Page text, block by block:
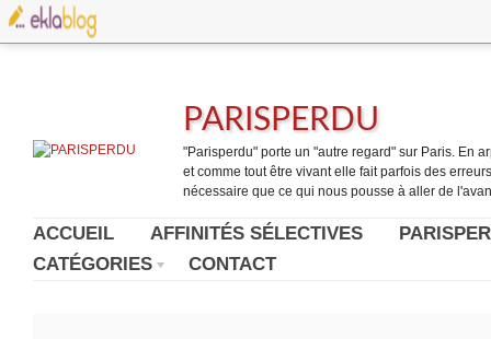
PARISPERDU
"Parisperdu" porte un "autre regard" sur Paris. En
et comme tout être vivant elle fait parfois des
nécessaire que ce qui nous pousse à aller de
ACCUEIL AFFINITÉS SÉLECTIVES
CATÉGORIES
CONTACT